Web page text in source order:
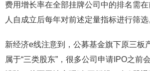
费用增长率在全部挂牌公司中的排名需
人自成立后每年对前述定量指标进行筛选
新经济e线注意到，公募基金旗下原三板
属于“三类股东”，很多公司申请IPO之前